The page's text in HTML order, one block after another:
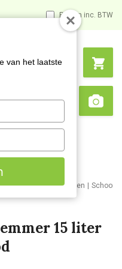
Prijzen inc. BTW
Search
Schoonmaakmaterialen
15 liter
van het laatste